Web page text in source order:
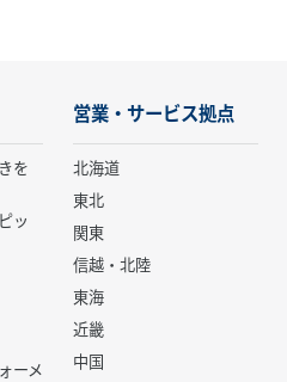
を
ッ
ーメ
営業・サービス拠点
北海道
東北
関東
信越・北陸
東海
近畿
中国